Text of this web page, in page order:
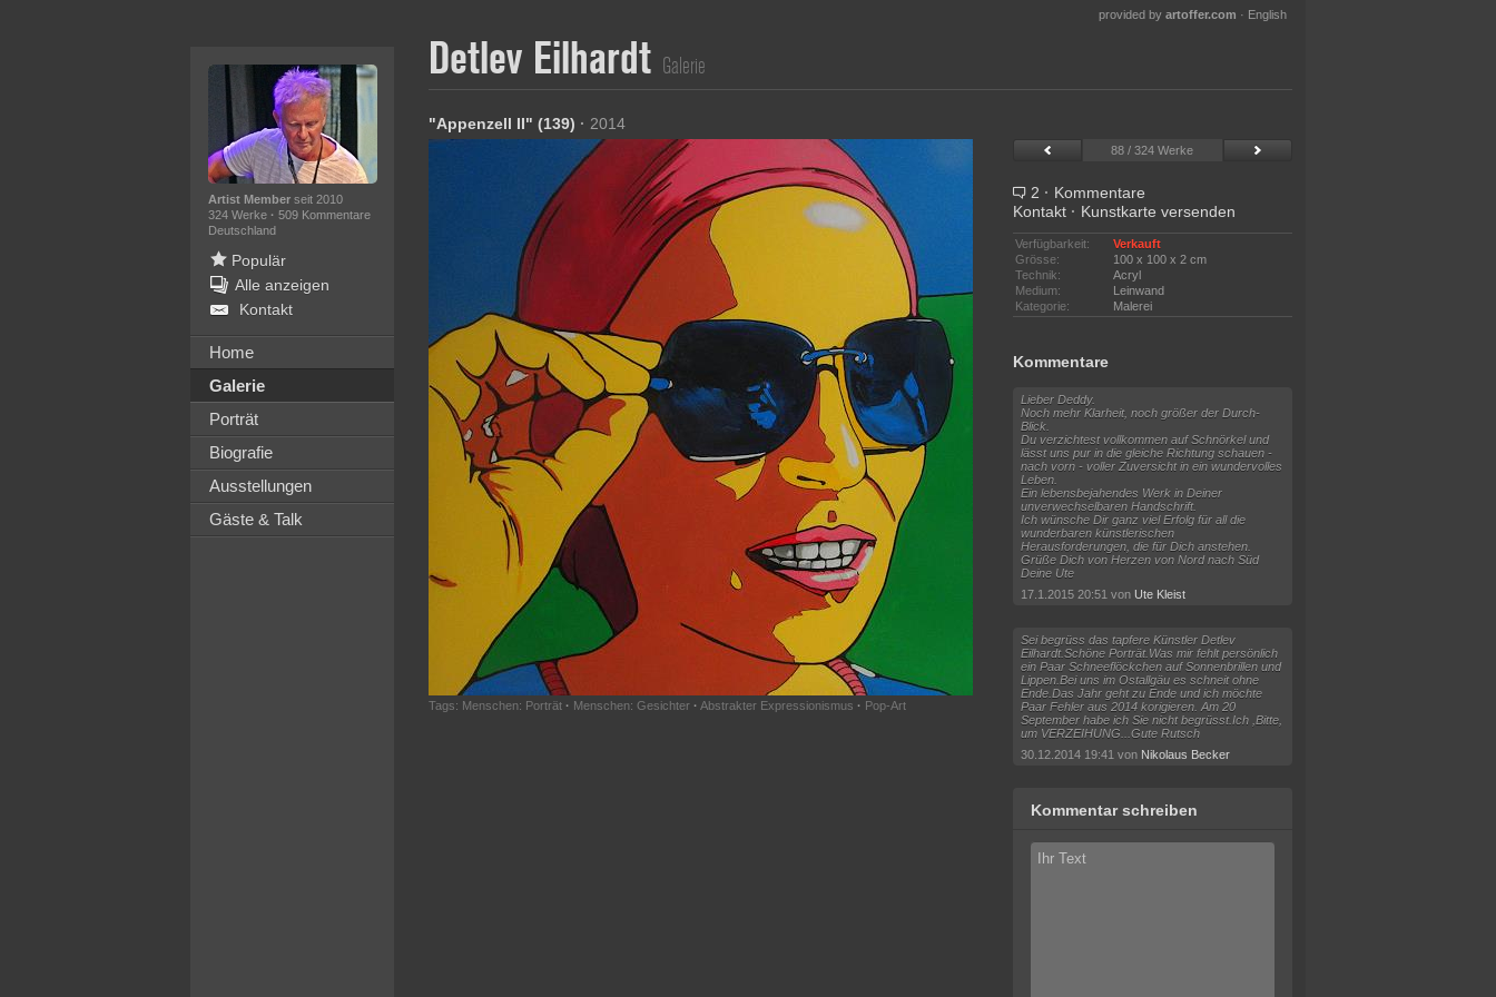
Artist Memberseit 2010
324 Werke · 509 Kommentare
Deutschland
Populär
Alle anzeigen
Kontakt
Home
Galerie
Porträt
Biografie
Ausstellungen
Gäste & Talk
provided by artoffer.com · English
Detlev Eilhardt Galerie
"Appenzell II" (139) · 2014
Tags: Menschen: Porträt · Menschen: Gesichter · Abstrakter Expressionismus · Pop-Art
88 / 324 Werke
2 · Kommentare
Kontakt · Kunstkarte versenden
Verfügbarkeit:
Verkauft
Grösse:
100 x 100 x 2 cm
Technik:
Acryl
Medium:
Leinwand
Kategorie:
Malerei
Kommentare
Lieber Deddy.
Noch mehr Klarheit, noch größer der Durch-
Blick.
Du verzichtest vollkommen auf Schnörkel und
lässt uns pur in die gleiche Richtung schauen -
nach vorn - voller Zuversicht in ein wundervolles
Leben.
Ein lebensbejahendes Werk in Deiner
unverwechselbaren Handschrift.
Ich wünsche Dir ganz viel Erfolg für all die
wunderbaren künstlerischen
Herausforderungen, die für Dich anstehen.
Grüße Dich von Herzen von Nord nach Süd
Deine Ute
17.1.2015 20:51 von Ute Kleist
Sei begrüss das tapfere Künstler Detlev
Eilhardt.Schöne Porträt.Was mir fehlt persönlich
ein Paar Schneeflöckchen auf Sonnenbrillen und
Lippen.Bei uns im Ostallgäu es schneit ohne
Ende.Das Jahr geht zu Ende und ich möchte
Paar Fehler aus 2014 korigieren. Am 20
September habe ich Sie nicht begrüsst.Ich ,Bitte,
um VERZEIHUNG...Gute Rutsch
30.12.2014 19:41 von Nikolaus Becker
Kommentar schreiben